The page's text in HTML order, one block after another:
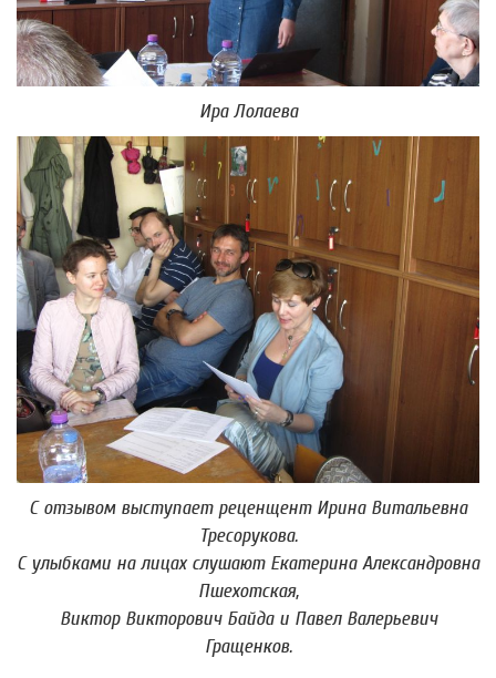
Ира Лолаева
С отзывом выступает реценщент Ирина Витальевна
Тресорукова.
С улыбками на лицах слушают Екатерина Александровна
Пшехотская,
Виктор Викторович Байда и Павел Валерьевич
Гращенков.